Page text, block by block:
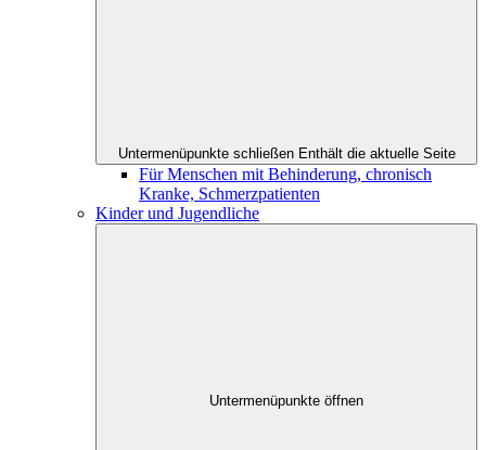
Untermenüpunkte schließen Enthält die aktuelle Seite
Für Menschen mit Behinderung, chronisch
Kranke, Schmerzpatienten
Kinder und Jugendliche
Untermenüpunkte öffnen